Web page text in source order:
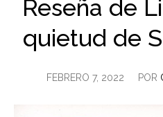
Reseña de
quietud de
FEBRERO 7, 2022 POR